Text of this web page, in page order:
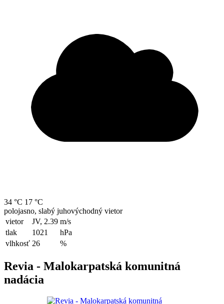
34 °C 17 °C
polojasno, slabý juhovýchodný vietor
vietor
JV, 2.39 m/s
tlak
1021
hPa
vlhkosť 26 %
Revia - Malokarpatská komunitná
nadácia